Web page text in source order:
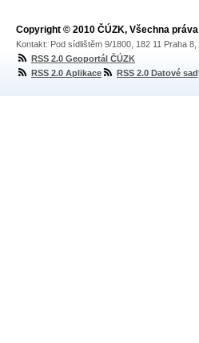
Copyright © 2010 ČÚZK, Všechna
Kontakt: Pod sídlištěm 9/1800, 182 11 Praha
RSS 2.0 Geoportál ČÚZK
RSS 2.0 Aplikace
RSS 2.0 Datové